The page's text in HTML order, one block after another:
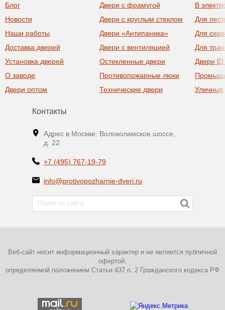
Блог
Новости
Наши работы
Доставка дверей
Установка дверей
О заводе
Двери оптом
Двери с фрамугой
Двери с круглым стеклом
Двери «Антипаника»
Двери с вентиляцией
Остекленные двери
Противопожарные люки
Технические двери
В
Для
Для
Для
Двери
Уличные
Контакты
Адрес в Москве: Волоколамское шоссе,
д. 22
+7 (495) 767-19-79
info@protivopozharnie-dveri.ru
Веб-сайт носит информационный характер и не является публичной
офертой,
определяемой положением Статьи 437 п. 2 Гражданского кодекса РФ